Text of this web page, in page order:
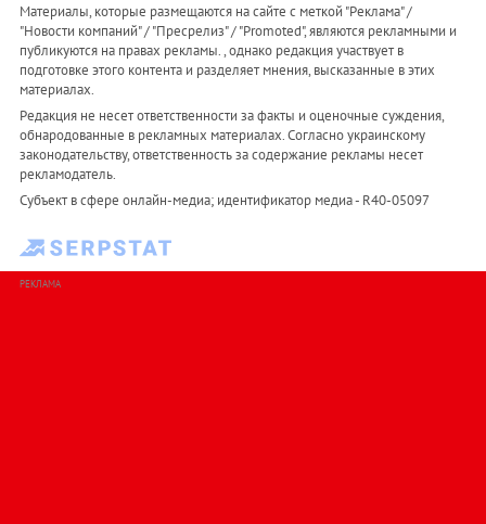
Материалы, которые размещаются на сайте с меткой "Реклама" /
"Новости компаний" / "Пресрелиз" / "Promoted", являются рекламными и
публикуются на правах рекламы. , однако редакция участвует в
подготовке этого контента и разделяет мнения, высказанные в этих
материалах.
Редакция не несет ответственности за факты и оценочные суждения,
обнародованные в рекламных материалах. Согласно украинскому
законодательству, ответственность за содержание рекламы несет
рекламодатель.
Субъект в сфере онлайн-медиа; идентификатор медиа - R40-05097
РЕКЛАМА